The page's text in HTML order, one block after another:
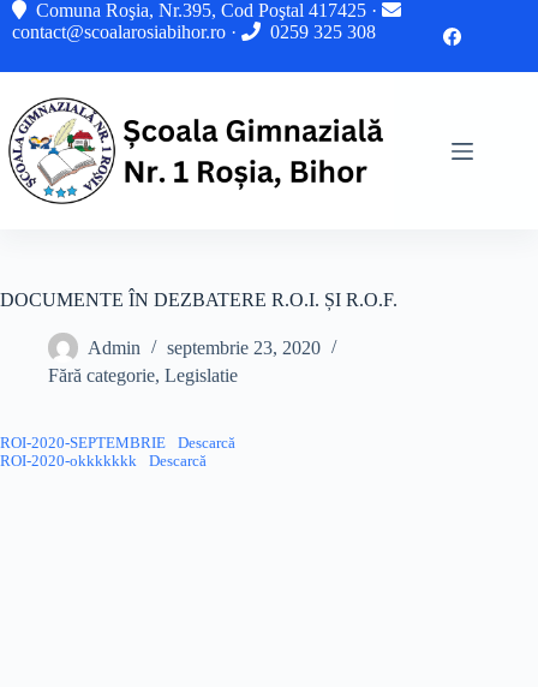
Sari Comuna Roşia, Nr.395, Cod Poştal 417425 ·
contact@scoalarosiabihor.ro · 0259 325 308
DOCUMENTE ÎN DEZBATERE R.O.I. ȘI R.O.F.
Admin
septembrie 23, 2020
Fără categorie, Legislatie
ROI-2020-SEPTEMBRIE
Descarcă
ROI-2020-okkkkkkk
Descarcă